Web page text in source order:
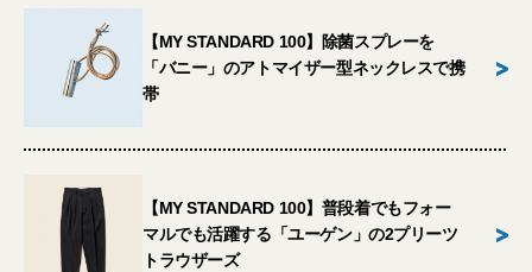
【MY STANDARD 100】除菌スプレーを
「バニー」のアトマイザー型ネックレスで携
帯
>
【MY STANDARD 100】普段着でもフォー
マルでも活躍する「ユーゲン」の2プリーツ
トラウザーズ
>